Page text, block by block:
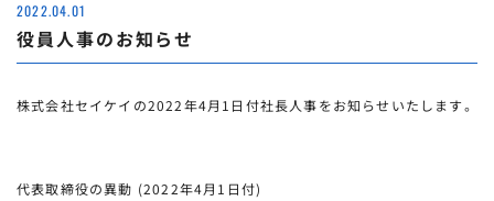
2022.04.01
役員人事のお知らせ
株式会社セイケイの2022年4月1日付社長人事をお知らせいたします。
代表取締役の異動 (2022年4月1日付)